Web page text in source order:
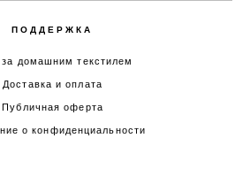
ПОДДЕРЖКА
домашним текстилем
Доставка и оплата
Публичная оферта
о конфиденциальности